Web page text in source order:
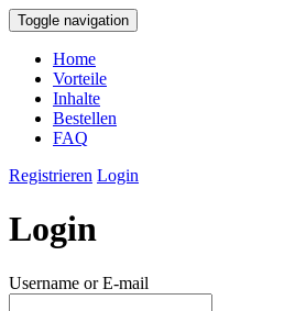
Toggle navigation
Home
Vorteile
Inhalte
Bestellen
FAQ
Registrieren Login
Login
Username or E-mail